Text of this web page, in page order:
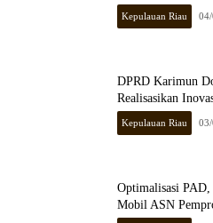
Kepulauan Riau
DPRD Karimun
Realisasikan
Kepulauan Riau
Optimalisasi PAD,
Mobil ASN